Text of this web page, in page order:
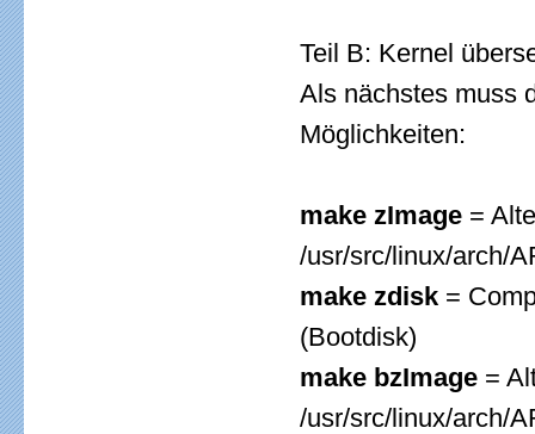
Teil B: Kernel
Als nächstes muss
Möglichkeiten:
make zImage =
/usr/src/linux/arch/
make zdisk =
(Bootdisk)
make bzImage =
/usr/src/linux/arch/